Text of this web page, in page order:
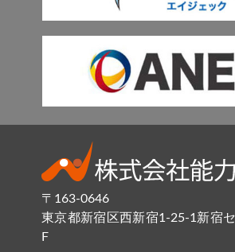
〒163-0646
東京都新宿区西新宿1-25-1新宿
F